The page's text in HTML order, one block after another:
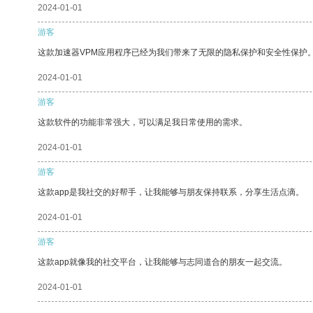
2024-01-01
游客
这款加速器VPM应用程序已经为我们带来了无限的隐私保护和安全性保护
2024-01-01
游客
这款软件的功能非常强大，可以满足我日常使用的需求。
2024-01-01
游客
这款app是我社交的好帮手，让我能够与朋友保持联系，分享生活点滴。
2024-01-01
游客
这款app就像我的社交平台，让我能够与志同道合的朋友一起交流。
2024-01-01